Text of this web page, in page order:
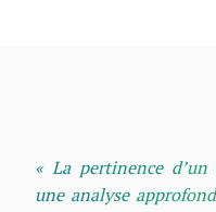
« La pertinence
une analyse